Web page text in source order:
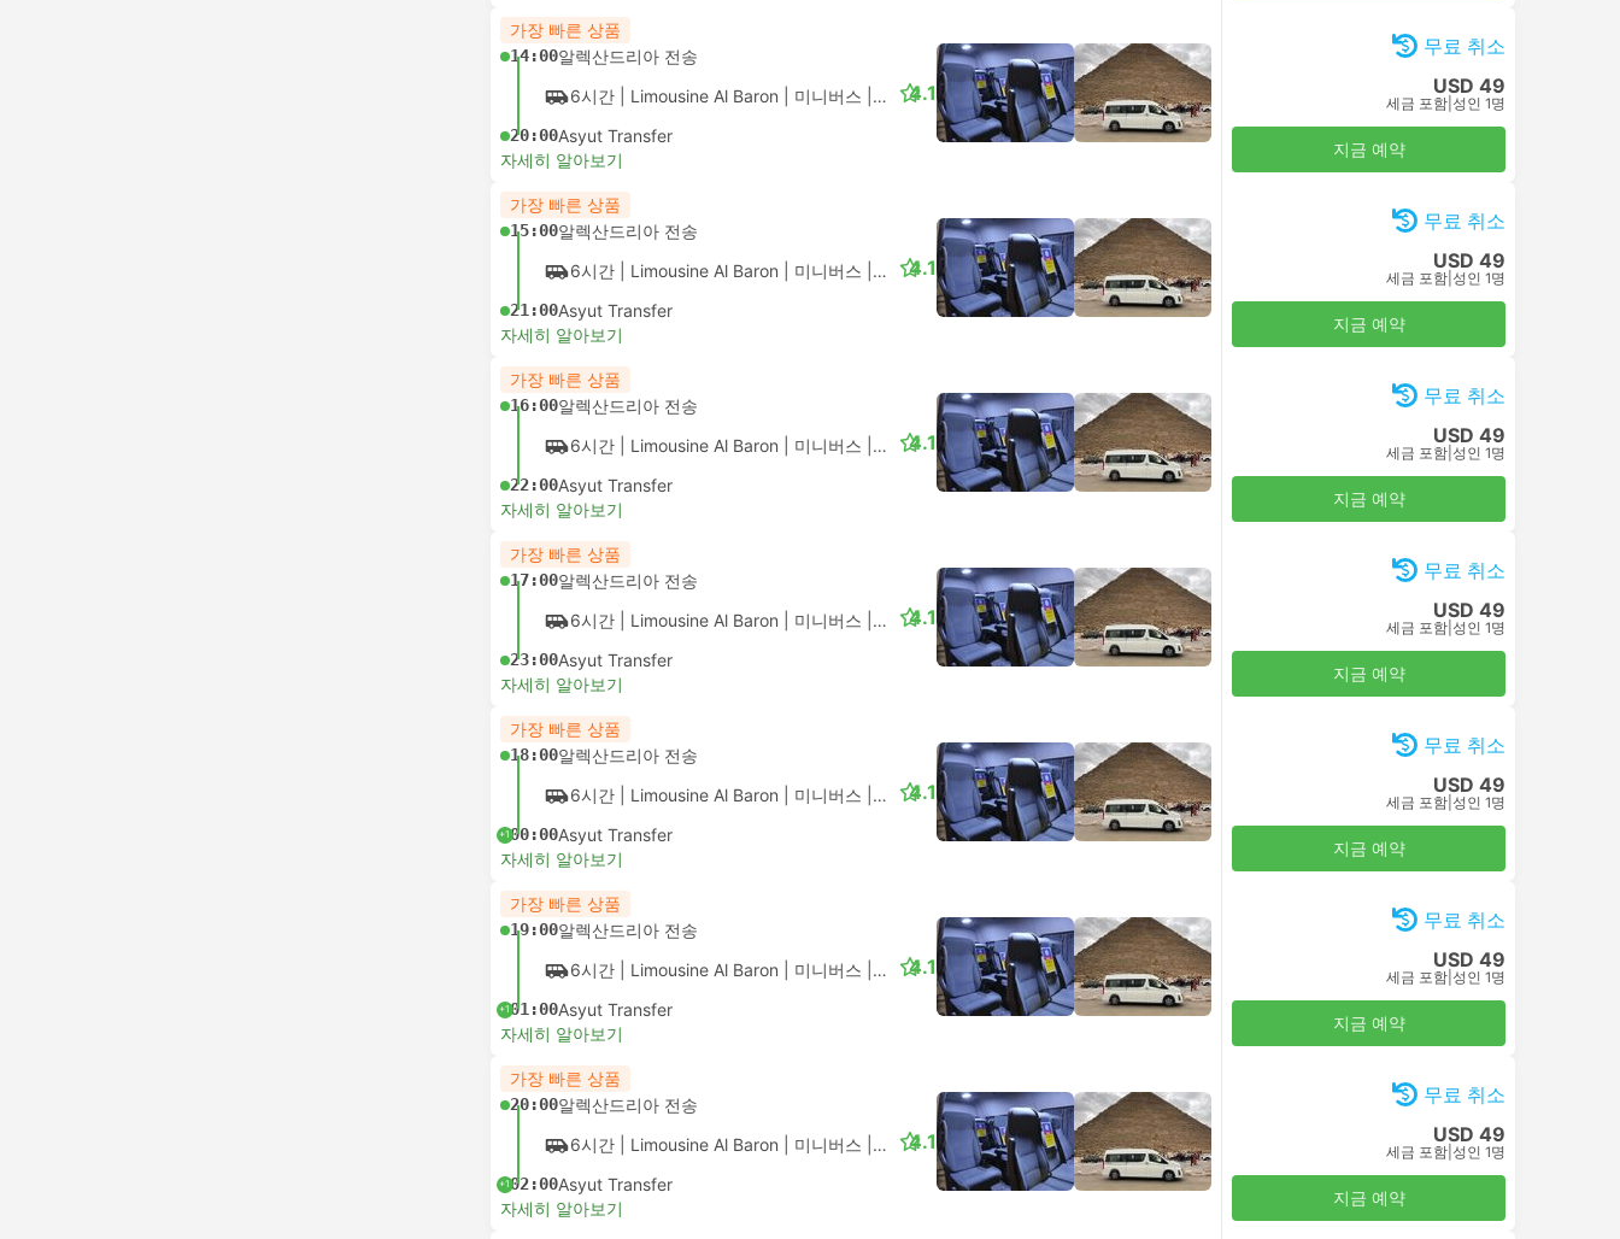
가장 빠른 상품
14:00알렉산드리아 전송
6시간 | Limousine Al Baron 미니버스 VIP
20:00Asyut Transfer
4.1
자세히 알아보기
무료 취소
USD 49
세금 포함 성인 1명
지금 예약
가장 빠른 상품
15:00알렉산드리아 전송
6시간 | Limousine Al Baron 미니버스 VIP
21:00Asyut Transfer
4.1
자세히 알아보기
무료 취소
USD 49
세금 포함 성인 1명
지금 예약
가장 빠른 상품
16:00알렉산드리아 전송
6시간 | Limousine Al Baron 미니버스 VIP
22:00Asyut Transfer
4.1
자세히 알아보기
무료 취소
USD 49
세금 포함 성인 1명
지금 예약
가장 빠른 상품
17:00알렉산드리아 전송
6시간 | Limousine Al Baron 미니버스 VIP
23:00Asyut Transfer
4.1
자세히 알아보기
무료 취소
USD 49
세금 포함 성인 1명
지금 예약
가장 빠른 상품
18:00알렉산드리아 전송
6시간 | Limousine Al Baron 미니버스 VIP
+100:00Asyut Transfer
4.1
자세히 알아보기
무료 취소
USD 49
세금 포함 성인 1명
지금 예약
가장 빠른 상품
19:00알렉산드리아 전송
6시간 | Limousine Al Baron 미니버스 VIP
+101:00Asyut Transfer
4.1
자세히 알아보기
무료 취소
USD 49
세금 포함 성인 1명
지금 예약
가장 빠른 상품
20:00알렉산드리아 전송
6시간 | Limousine Al Baron 미니버스 VIP
+102:00Asyut Transfer
4.1
자세히 알아보기
무료 취소
USD 49
세금 포함 성인 1명
지금 예약